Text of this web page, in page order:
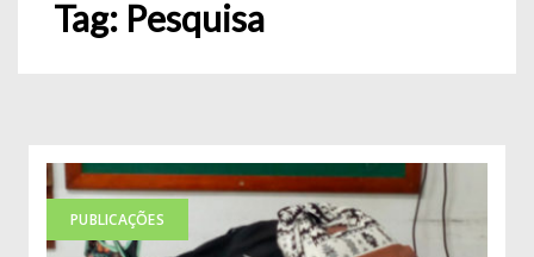
Tag: Pesquisa
PUBLICAÇÕES